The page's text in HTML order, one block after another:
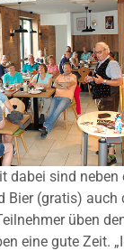
dabei sind neben
Bier (gratis) auch
üben
eine gute Zeit.